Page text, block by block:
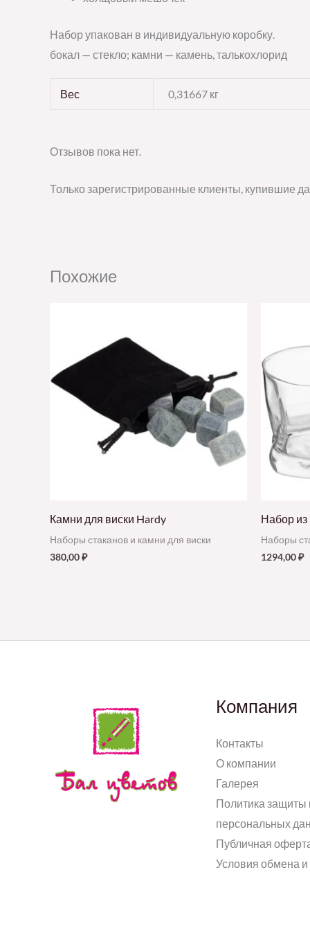
Набор упакован в индивидуальную коробку.
бокал — стекло; камни — камень, талькохлорид
Вес 0,31667 кг
Отзывов пока нет.
Только зарегистрированные клиенты, купившие
Похожие
Камни для виски Hardy
Наборы стаканов и камни для виски
380,00₽
Набор из
Наборы
1294,00₽
Компания
Контакты
О компании
Галерея
Политика защиты
персональных
Публичная
Условия обмена и